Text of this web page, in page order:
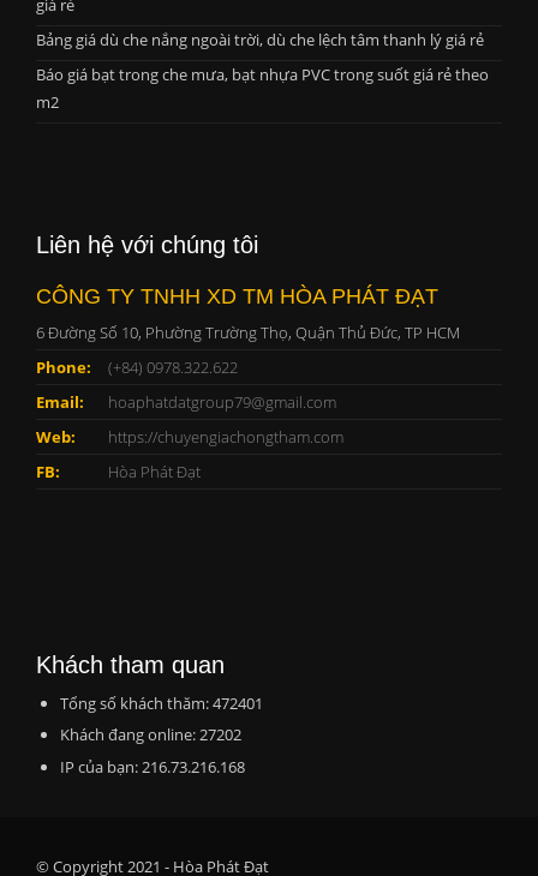
giá rẻ
Bảng giá dù che nắng ngoài trời, dù che lệch tâm thanh lý giá rẻ
Báo giá bạt trong che mưa, bạt nhựa PVC trong suốt giá rẻ theo
m2
Liên hệ với chúng tôi
CÔNG TY TNHH XD TM HÒA PHÁT ĐẠT
6 Đường Số 10, Phường Trường Thọ, Quận Thủ Đức, TP HCM
Phone:
(+84) 0978.322.622
Email:
hoaphatdatgroup79@gmail.com
Web:
https://chuyengiachongtham.com
FB:
Hòa Phát Đạt
Khách tham quan
Tổng số khách thăm: 472401
Khách đang online: 27202
IP của bạn: 216.73.216.168
© Copyright 2021 - Hòa Phát Đạt